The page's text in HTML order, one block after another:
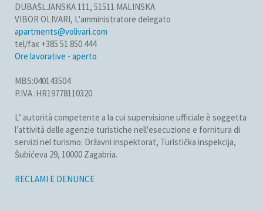
DUBAŠLJANSKA 111, 51511 MALINSKA
VIBOR OLIVARI, L'amministratore delegato
apartments@volivari.com
tel/fax +385 51 850 444
Ore lavorative - aperto
MBS:040143504
P.IVA :HR19778110320
L’ autorità competente a la cui supervisione ufficiale è soggetta
l’attività delle agenzie turistiche nell'esecuzione e fornitura di
servizi nel turismo: Državni inspektorat, Turistička inspekcija,
Šubićeva 29, 10000 Zagabria.
RECLAMI E DENUNCE